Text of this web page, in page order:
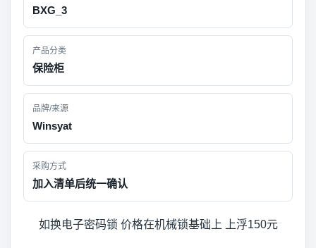
BXG_3
产品分类
保险柜
品牌/来源
Winsyat
采购方式
加入清单后统一确认
如换电子密码锁 价格在机械锁基础上 上浮150元